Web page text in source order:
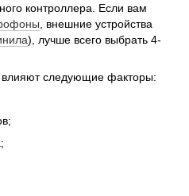
контроллера. Если вам
, внешние устройства
), лучше всего выбрать 4-
влияют следующие факторы: